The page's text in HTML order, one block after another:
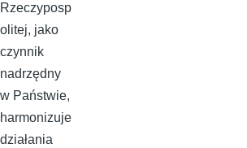
Rzeczyposp
olitej, jako
czynnik
nadrzędny
w Państwie,
harmonizuje
działania